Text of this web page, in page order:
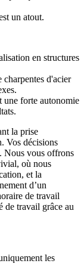
un atout.
en structures
d'acier
une forte autonomie
la prise
Vos décisions
Nous vous offrons
où nous
et la
d’un
de travail
de travail grâce au
les